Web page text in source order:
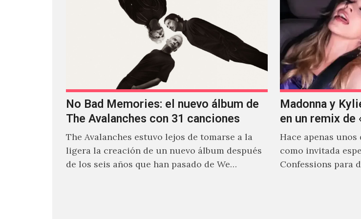
No Bad Memories: el nuevo álbum de
The Avalanches con 31 canciones
The Avalanches estuvo lejos de tomarse a la
ligera la creación de un nuevo álbum después
de los seis años que han pasado de We…
Madonna y
en un remix de
Hace apenas
como invitada
Confessions para